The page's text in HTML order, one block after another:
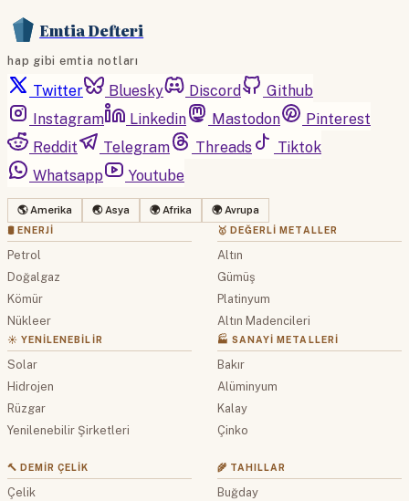
Emtia Defteri
hap gibi emtia notları
Twitter Bluesky Discord
Github
Instagram
Linkedin Mastodon
Pinterest
Reddit
Telegram Threads
Tiktok
Whatsapp
Youtube
🌎 Amerika 🌏 Asya 🌍 Afrika 🌍 Avrupa
🛢 ENERJI
Petrol
Doğalgaz
Kömür
Nükleer
☀️ YENILENEBILIR
Solar
Hidrojen
Rüzgar
Yenilenebilir Şirketleri
🥇 DEĞERLI METALLER
Altın
Gümüş
Platinyum
Altın Madencileri
🏭 SANAYI METALLERI
Bakır
Alüminyum
Kalay
Çinko
🔨 DEMIR ÇELIK
Çelik
🌾 TAHILLAR
Buğday